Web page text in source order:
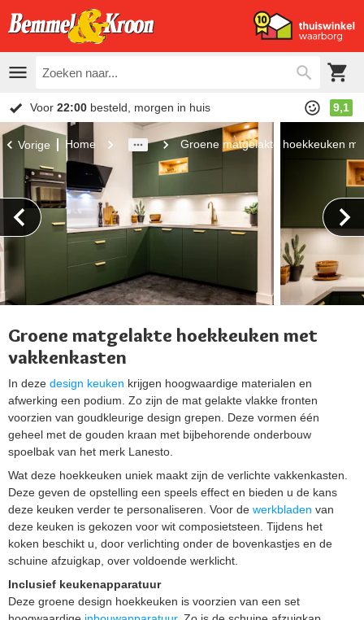
Voor 22:00 besteld, morgen in huis 9,1
Vorige Home Groene matgelakte hoekkeuken
Groene matgelakte hoekkeuken met
vakkenkasten
In deze design keuken krijgen hoogwaardige materialen en
afwerking een podium. Zo zijn de mat gelakte vlakke fronten
voorzien van goudkleurige design grepen. Deze vormen één
geheel met de gouden kraan met bijbehorende onderbouw
spoelbak van het merk Lanesto.
Wat deze hoekkeuken uniek maakt zijn de verlichte vakkenkasten.
Deze geven de opstelling een speels effect en bieden u de kans
deze keuken verder te personaliseren. Voor de werkbladen van
deze keuken is gekozen voor wit composietsteen. Tijdens het
koken beschikt u, door verlichting onder de bovenkastjes en de
schuine afzuigkap, over voldoende werklicht.
Inclusief keukenapparatuur
Deze groene design hoekkeuken is voorzien van een set